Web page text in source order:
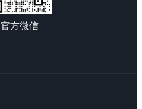
官方微信